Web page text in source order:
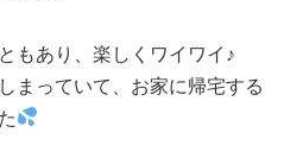
もあり、楽しくワイワイ♪
まっていて、お家に帰宅する